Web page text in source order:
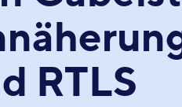
RTLS